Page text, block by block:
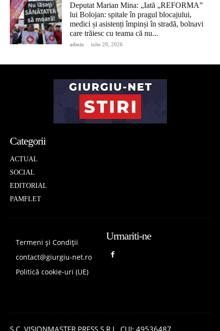
Deputat Marian Mina: „Iată „REFORMA”
lui Bolojan: spitale în pragul blocajului,
medici și asistenți împinși în stradă, bolnavi
care trăiesc cu teama că nu...
admin - iulie 28, 2026
Categorii
ACTUAL
SOCIAL
EDITORIAL
PAMFLET
Termeni și Condiții
contact@giurgiu-net.ro
Politică cookie-uri (UE)
Urmariti-ne